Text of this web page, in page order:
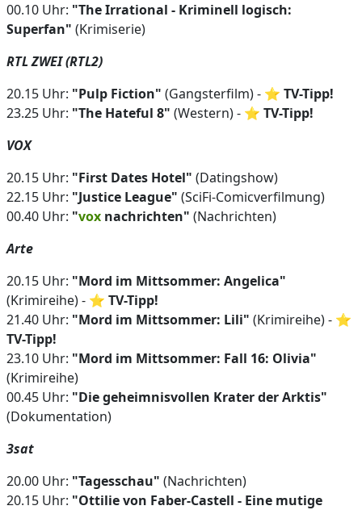
00.10 Uhr: "The Irrational - Kriminell logisch:
Superfan" (Krimiserie)
RTL ZWEI (RTL2)
20.15 Uhr: "Pulp Fiction" (Gangsterfilm) - ⭐ TV-Tipp!
23.25 Uhr: "The Hateful 8" (Western) - ⭐ TV-Tipp!
VOX
20.15 Uhr: "First Dates Hotel" (Datingshow)
22.15 Uhr: "Justice League" (SciFi-Comicverfilmung)
00.40 Uhr: "vox nachrichten" (Nachrichten)
Arte
20.15 Uhr: "Mord im Mittsommer: Angelica"
(Krimireihe) - ⭐ TV-Tipp!
21.40 Uhr: "Mord im Mittsommer: Lili" (Krimireihe) - ⭐
TV-Tipp!
23.10 Uhr: "Mord im Mittsommer: Fall 16: Olivia"
(Krimireihe)
00.45 Uhr: "Die geheimnisvollen Krater der Arktis"
(Dokumentation)
3sat
20.00 Uhr: "Tagesschau" (Nachrichten)
20.15 Uhr: "Ottilie von Faber-Castell - Eine mutige